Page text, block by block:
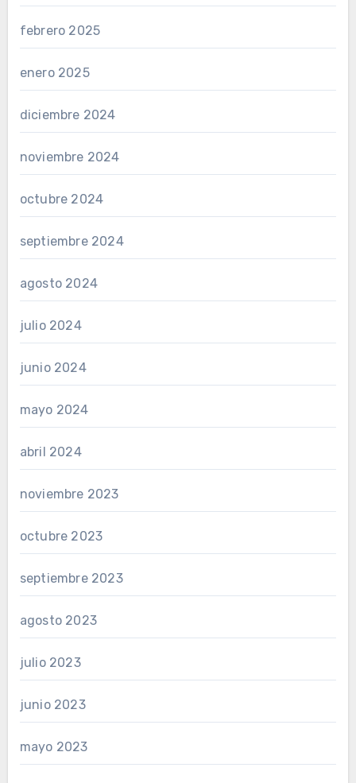
febrero 2025
enero 2025
diciembre 2024
noviembre 2024
octubre 2024
septiembre 2024
agosto 2024
julio 2024
junio 2024
mayo 2024
abril 2024
noviembre 2023
octubre 2023
septiembre 2023
agosto 2023
julio 2023
junio 2023
mayo 2023